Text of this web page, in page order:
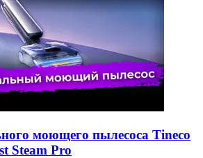
моющего пылесоса Tineco
Steam Pro